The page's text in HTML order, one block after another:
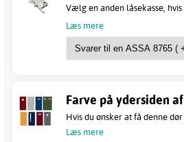
Vælg en anden låsekasse,
Læs mere
Farve på ydersiden
Hvis du ønsker at få denne
Læs mere